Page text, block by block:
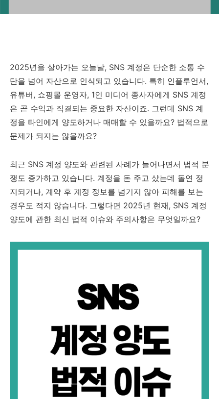
2025년을 살아가는 오늘날, SNS 계정은 단순한 소통 수
단을 넘어 자산으로 인식되고 있습니다. 특히 인플루언서,
유튜버, 쇼핑몰 운영자, 1인 미디어 종사자에게 SNS 계정
은 곧 수익과 직결되는 중요한 자산이죠. 그런데 SNS 계
정을 타인에게 양도하거나 매매할 수 있을까요? 법적으로
문제가 되지는 않을까요?
최근 SNS 계정 양도와 관련된 사례가 늘어나면서 법적 분
쟁도 증가하고 있습니다. 계정을 돈 주고 샀는데 돌연 정
지되거나, 계약 후 계정 정보를 넘기지 않아 피해를 보는
경우도 적지 않습니다. 그렇다면 2025년 현재, SNS 계정
양도에 관한 최신 법적 이슈와 주의사항은 무엇일까요?